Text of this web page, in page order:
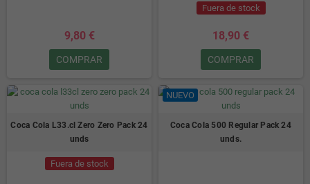
9,80 €
COMPRAR
Fuera de stock
18,90 €
COMPRAR
Coca Cola L33.cl Zero Zero Pack 24
unds
Fuera de stock
NUEVO
Coca Cola 500 Regular Pack 24
unds.